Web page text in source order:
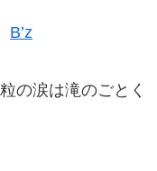
B’z
一粒の涙は滝の